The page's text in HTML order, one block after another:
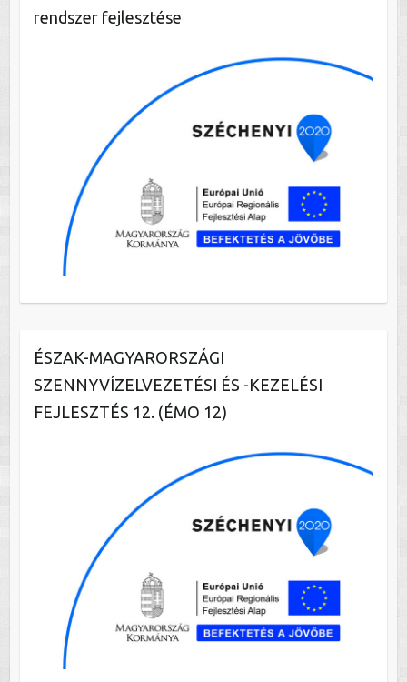
rendszer fejlesztése
ÉSZAK-MAGYARORSZÁGI
SZENNYVÍZELVEZETÉSI ÉS -KEZELÉSI
FEJLESZTÉS 12. (ÉMO 12)